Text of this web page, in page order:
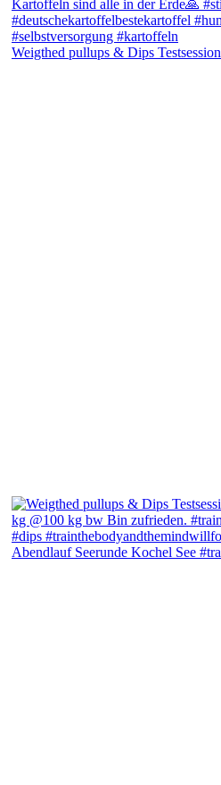
Weigthed pullups & Dips
Abendlauf Seerunde Kochel See